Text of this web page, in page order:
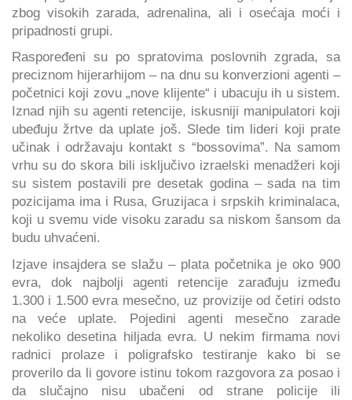
zbog visokih zarada, adrenalina, ali i osećaja moći i
pripadnosti grupi.
Raspoređeni su po spratovima poslovnih zgrada, sa
preciznom hijerarhijom – na dnu su konverzioni agenti –
početnici koji zovu „nove klijente“ i ubacuju ih u sistem.
Iznad njih su agenti retencije, iskusniji manipulatori koji
ubeđuju žrtve da uplate još. Slede tim lideri koji prate
učinak i održavaju kontakt s “bossovima”. Na samom
vrhu su do skora bili isključivo izraelski menadžeri koji
su sistem postavili pre desetak godina – sada na tim
pozicijama ima i Rusa, Gruzijaca i srpskih kriminalaca,
koji u svemu vide visoku zaradu sa niskom šansom da
budu uhvaćeni.
Izjave insajdera se slažu – plata početnika je oko 900
evra, dok najbolji agenti retencije zarađuju između
1.300 i 1.500 evra mesečno, uz provizije od četiri odsto
na veće uplate. Pojedini agenti mesečno zarade
nekoliko desetina hiljada evra. U nekim firmama novi
radnici prolaze i poligrafsko testiranje kako bi se
proverilo da li govore istinu tokom razgovora za posao i
da slučajno nisu ubačeni od strane policije ili